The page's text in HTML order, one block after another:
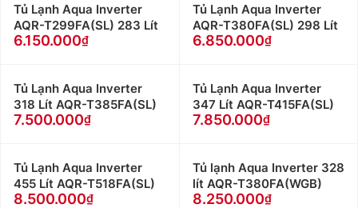
Tủ Lạnh Aqua Inverter
AQR-T299FA(SL) 283 Lít
6.150.000
Tủ Lạnh Aqua Inverter
AQR-T380FA(SL) 298 Lít
6.850.000
Tủ Lạnh Aqua Inverter
318 Lít AQR-T385FA(SL)
7.500.000
Tủ Lạnh Aqua Inverter
347 Lít AQR-T415FA(SL)
7.850.000
Tủ Lạnh Aqua Inverter
455 Lít AQR-T518FA(SL)
8.500.000
Tủ lạnh Aqua Inverter 328
lít AQR-T380FA(WGB)
8.250.000